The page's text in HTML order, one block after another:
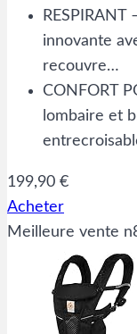
innovante
recouvre…
CONFORT
lombaire et
199,90 €
Acheter
Meilleure vente